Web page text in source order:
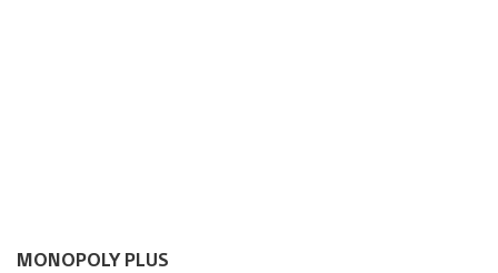
MONOPOLY PLUS